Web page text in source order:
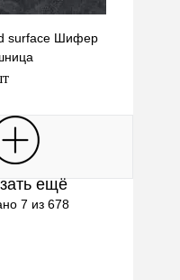
surface Шифер
корзину
К сравнению
ещё
7 из 678